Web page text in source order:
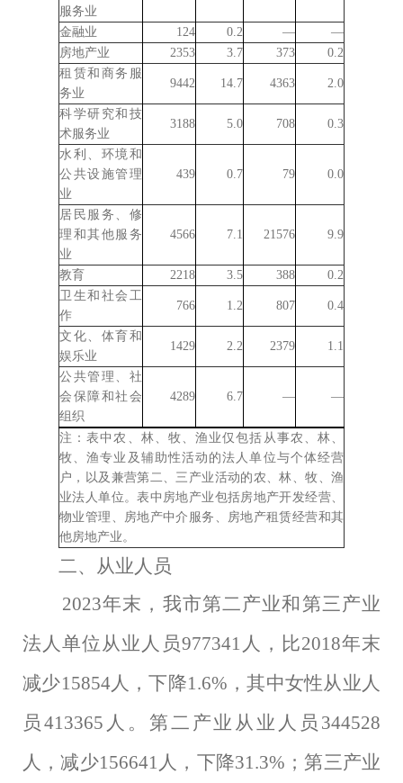
服务业
金融业 124 0.2 —
—
房地产业
2353 3.7 373
0.2
租赁和商务服
务业
9442 14.7 4363 2.0
科学研究和技
术服务业
3188 5.0 708 0.3
水利、环境和
公共设施管理
业
439 0.7 79 0.0
居民服务、修
理和其他服务
业
4566 7.1 21576 9.9
教育 2218 3.5 388
0.2
卫生和社会工
作
766 1.2 807 0.4
文化、体育和
娱乐业
1429 2.2 2379 1.1
公共管理、社
会保障和社会
组织
4289 6.7 — —
注：表中农、林、牧、渔业仅包括从事农、林、
牧、渔专业及辅助性活动的法人单位与个体经营
户，以及兼营第二、三产业活动的农、林、牧、渔
业法人单位。表中房地产业包括房地产开发经营、
物业管理、房地产中介服务、房地产租赁经营和其
他房地产业。
二、从业人员
2023年末，我市第二产业和第三产业
法人单位从业人员977341 人，比2018年末
减少15854人，下降1.6% ，其中女性从业人
员 413365 人。第二产业从业人员 344528
人，减少156641 人，下降31.3% ；第三产业